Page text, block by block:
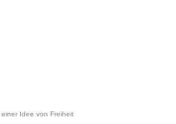
Idee von Freiheit